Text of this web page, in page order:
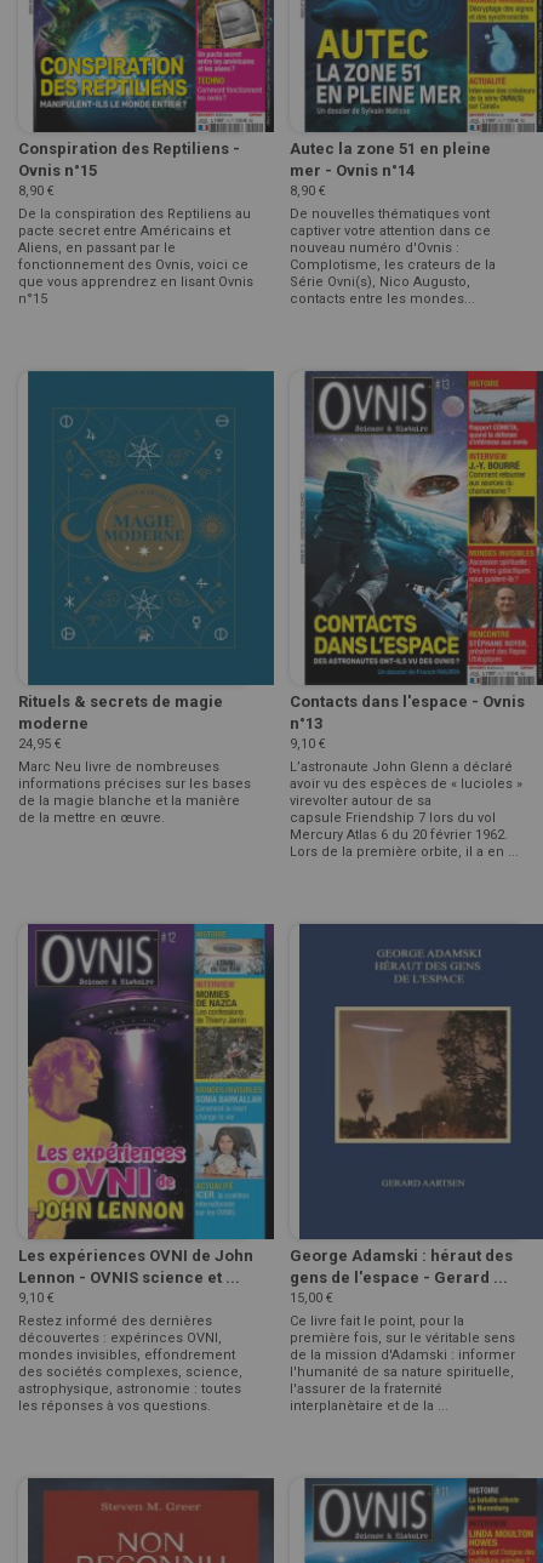
Conspiration des Reptiliens -
Ovnis n°15
8,90 €
De la conspiration des Reptiliens au
pacte secret entre Américains et
Aliens, en passant par le
fonctionnement des Ovnis, voici ce
que vous apprendrez en lisant Ovnis
n°15
Autec la zone 51 en pleine
mer - Ovnis n°14
8,90 €
De nouvelles thématiques vont
captiver votre attention dans ce
nouveau numéro d'Ovnis :
Complotisme, les crateurs de la
Série Ovni(s), Nico Augusto,
contacts entre les mondes...
Rituels & secrets de magie
moderne
24,95 €
Marc Neu livre de nombreuses
informations précises sur les bases
de la magie blanche et la manière
de la mettre en œuvre.
Contacts dans l'espace - Ovnis
n°13
9,10 €
L’astronaute John Glenn a déclaré
avoir vu des espèces de « lucioles »
virevolter autour de sa
capsule Friendship 7 lors du vol
Mercury Atlas 6 du 20 février 1962.
Lors de la première orbite, il a en ...
Les expériences OVNI de John
Lennon - OVNIS science et ...
9,10 €
Restez informé des dernières
découvertes : expérinces OVNI,
mondes invisibles, effondrement
des sociétés complexes, science,
astrophysique, astronomie : toutes
les réponses à vos questions.
George Adamski : héraut des
gens de l'espace - Gerard ...
15,00 €
Ce livre fait le point, pour la
première fois, sur le véritable sens
de la mission d'Adamski : informer
l'humanité de sa nature spirituelle,
l'assurer de la fraternité
interplanètaire et de la ...